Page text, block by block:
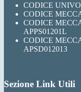
CODICE
CODICE
CODICE
APPS01201L
CODICE
APSD012013
Sezione Link Utili